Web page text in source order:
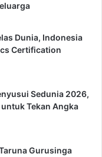
Dunia, Indonesia
Certification
Sedunia 2026,
Tekan Angka
Gurusinga